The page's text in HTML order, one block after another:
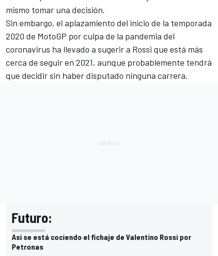
mismo tomar una decisión.
Sin embargo, el aplazamiento del inicio de la temporada
2020 de MotoGP por culpa de la pandemia del
coronavirus ha llevado a sugerir a Rossi que está más
cerca de seguir en 2021, aunque probablemente tendrá
que decidir sin haber disputado ninguna carrera.
Futuro:
Así se está cociendo el fichaje de Valentino Rossi por
Petronas